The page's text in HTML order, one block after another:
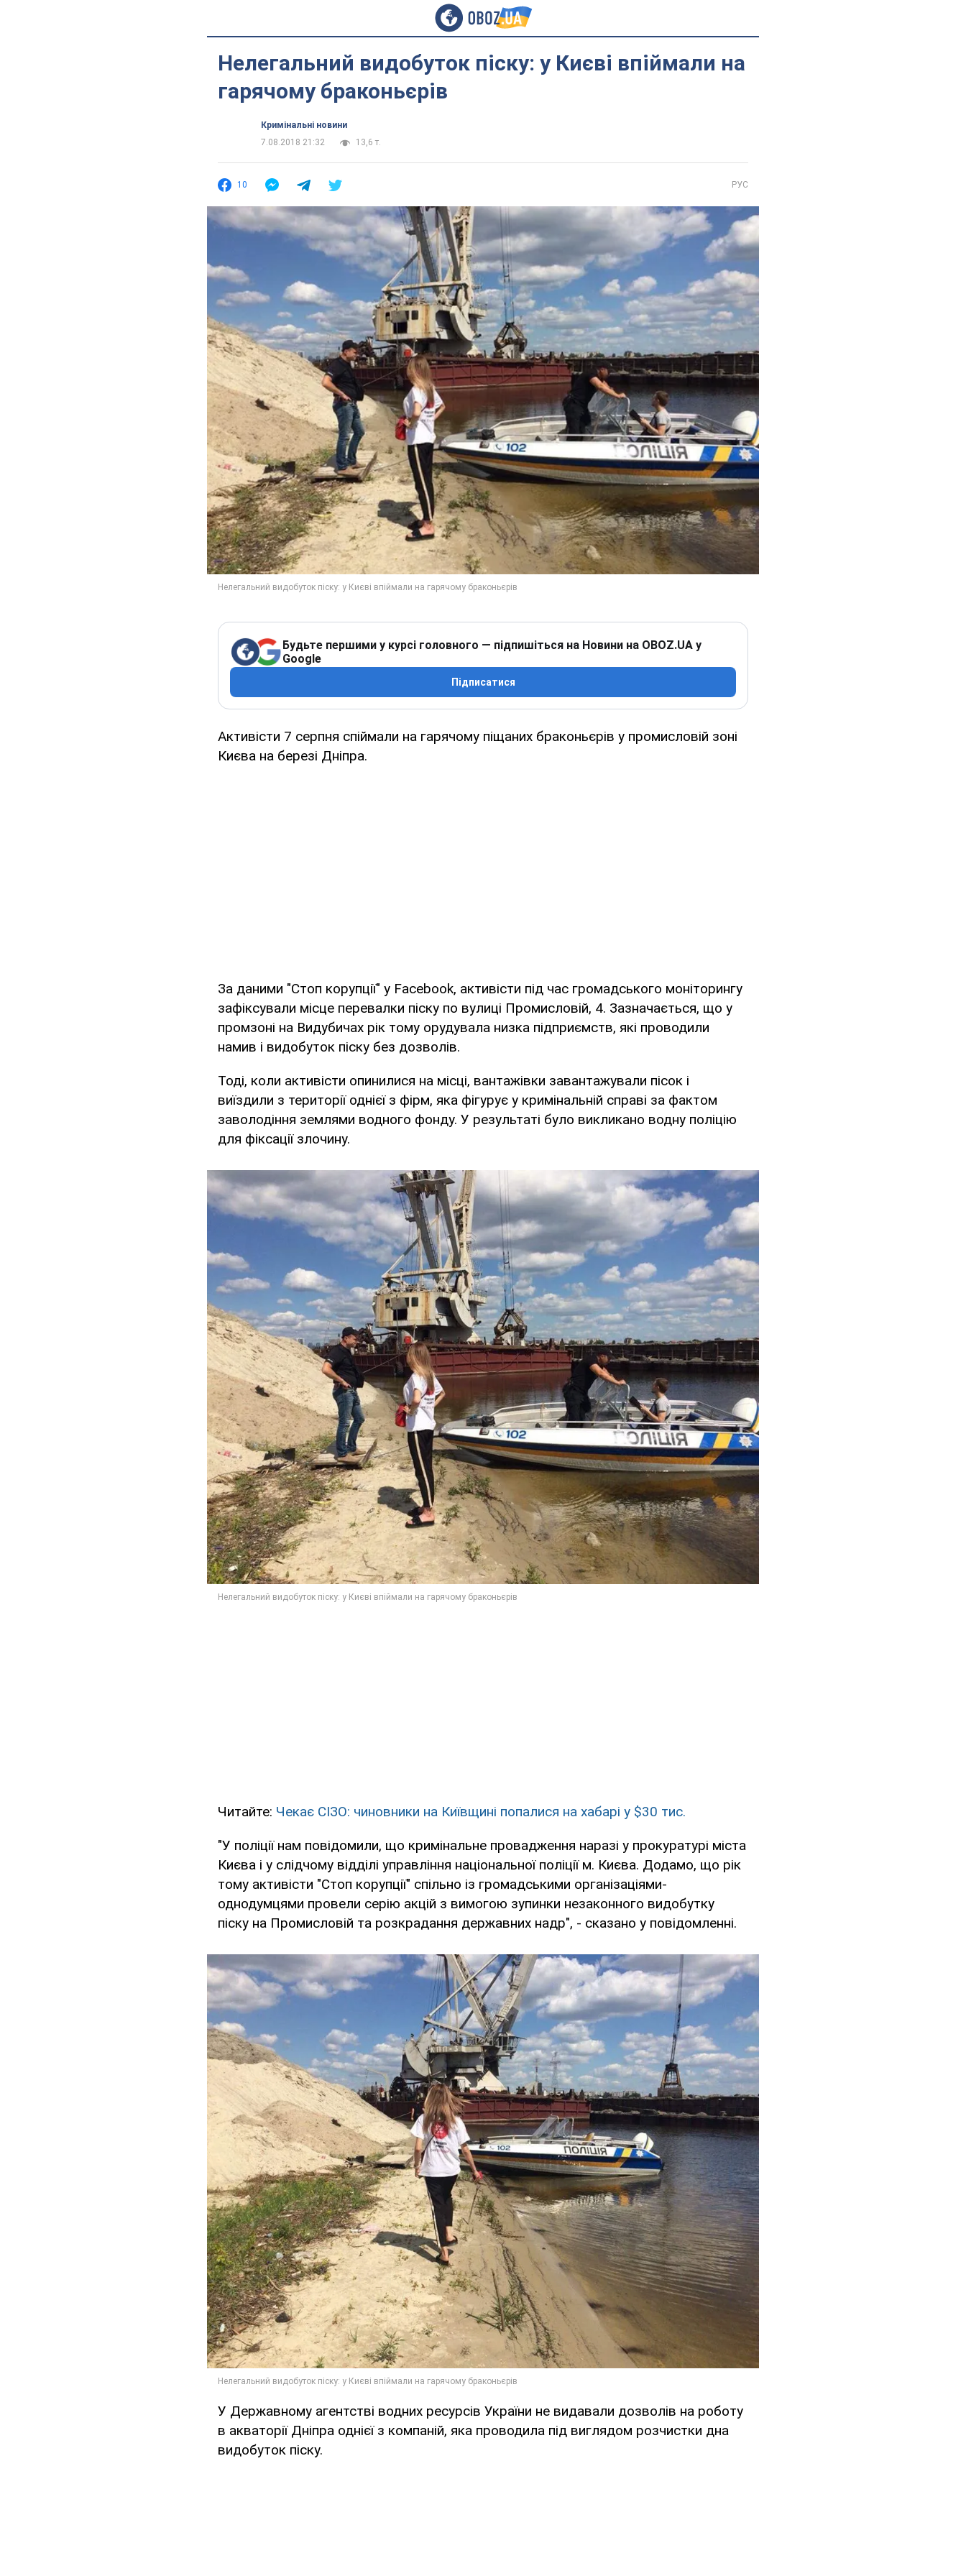
Нелегальний видобуток піску: у Києві впіймали на
гарячому браконьєрів
Кримінальні новини
7.08.2018 21:32
13,6 т.
10 РУС
Будьте першими у курсі головного — підпишіться на Новини на OBOZ.UA у
Google
Підписатися
Активісти 7 серпня спіймали на гарячому піщаних браконьєрів у промисловій зоні
Києва на березі Дніпра.
За даними "Стоп корупції" у Facebook, активісти під час громадського моніторингу
зафіксували місце перевалки піску по вулиці Промисловій, 4. Зазначається, що у
промзоні на Видубичах рік тому орудувала низка підприємств, які проводили
намив і видобуток піску без дозволів.
Тоді, коли активісти опинилися на місці, вантажівки завантажували пісок і
виїздили з території однієї з фірм, яка фігурує у кримінальній справі за фактом
заволодіння землями водного фонду. У результаті було викликано водну поліцію
для фіксації злочину.
Читайте: Чекає СІЗО: чиновники на Київщині попалися на хабарі у $30 тис.
"У поліції нам повідомили, що кримінальне провадження наразі у прокуратурі міста
Києва і у слідчому відділі управління національної поліції м. Києва. Додамо, що рік
тому активісти "Стоп корупції" спільно із громадськими організаціями-
однодумцями провели серію акцій з вимогою зупинки незаконного видобутку
піску на Промисловій та розкрадання державних надр", - сказано у повідомленні.
У Державному агентстві водних ресурсів України не видавали дозволів на роботу
в акваторії Дніпра однієї з компаній, яка проводила під виглядом розчистки дна
видобуток піску.